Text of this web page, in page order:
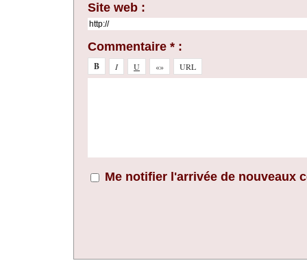
Site web :
Commentaire * :
Me notifier l'arrivée de nouveaux